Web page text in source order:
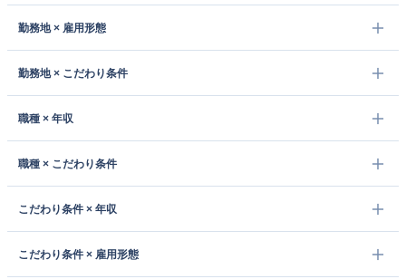
勤務地 × 雇用形態
勤務地 × こだわり条件
職種 × 年収
職種 × こだわり条件
こだわり条件 × 年収
こだわり条件 × 雇用形態